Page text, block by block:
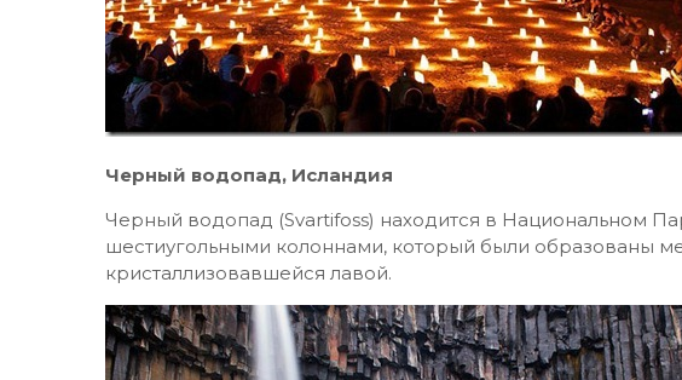
Черный водопад, Исландия
Черный водопад (Svartifoss) находится в Национальном
шестиугольными колоннами, который были образованы
кристаллизовавшейся лавой.